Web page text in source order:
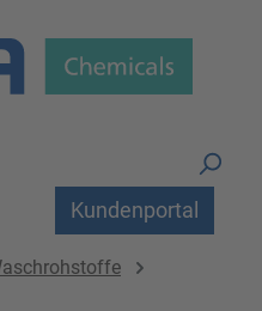
Kundenportal